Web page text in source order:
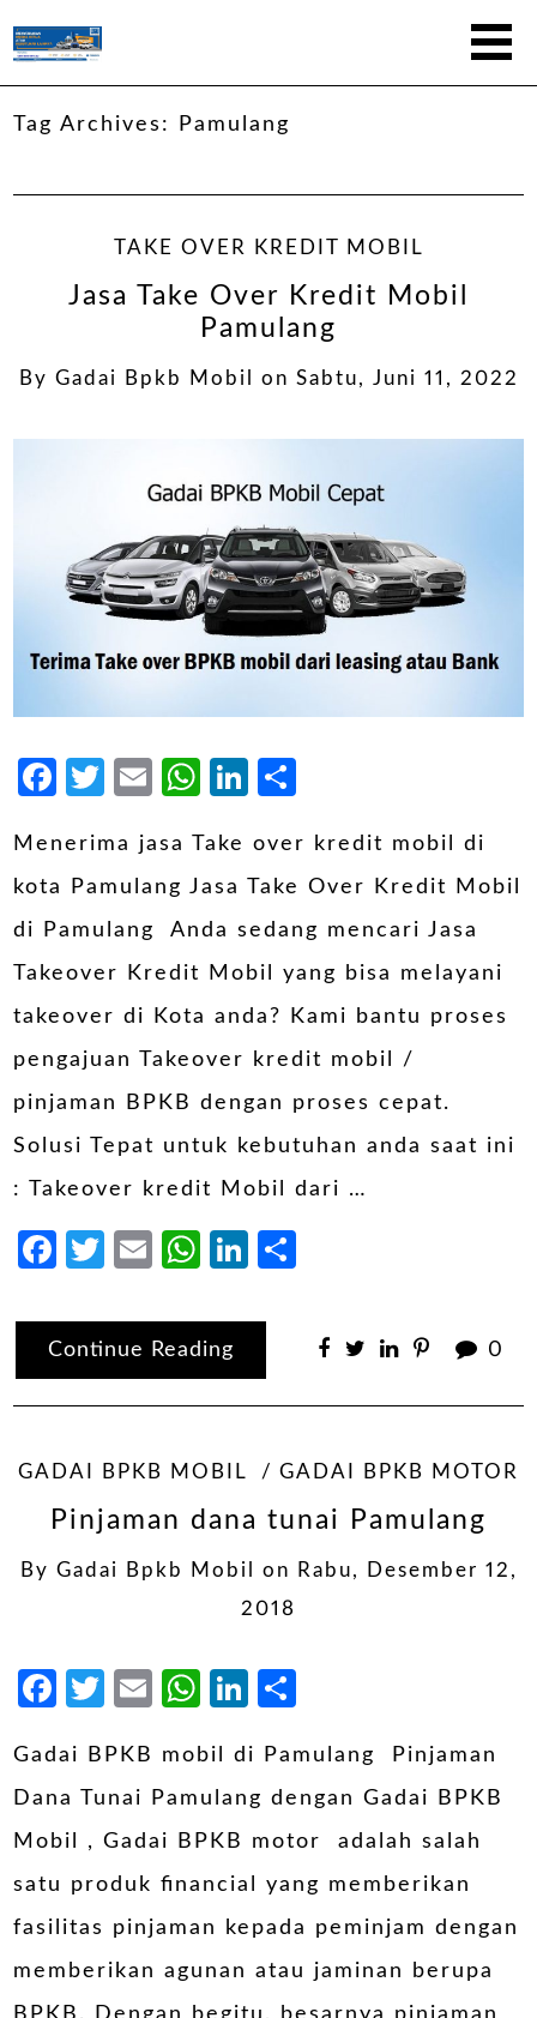
Tag Archives: Pamulang
TAKE OVER KREDIT MOBIL
Jasa Take Over Kredit Mobil
Pamulang
By Gadai Bpkb Mobil on Sabtu, Juni 11, 2022
Facebook
Twitter
EmailWhatsApp
LinkedIn
Menerima jasa Take over kredit mobil di
kota Pamulang Jasa Take Over Kredit Mobil
di Pamulang Anda sedang mencari Jasa
Takeover Kredit Mobil yang bisa melayani
takeover di Kota anda? Kami bantu proses
pengajuan Takeover kredit mobil /
pinjaman BPKB dengan proses cepat.
Solusi Tepat untuk kebutuhan anda saat ini
: Takeover kredit Mobil dari …
Facebook
Twitter
EmailWhatsApp
LinkedIn
Continue Reading 0
GADAI BPKB MOBIL GADAI BPKB MOTOR
Pinjaman dana tunai Pamulang
By Gadai Bpkb Mobil on
Rabu, Desember 12,
2018
Facebook
Twitter
EmailWhatsApp
LinkedIn
Gadai BPKB mobil di Pamulang Pinjaman
Dana Tunai Pamulang dengan Gadai BPKB
Mobil , Gadai BPKB motor adalah salah
satu produk financial yang memberikan
fasilitas pinjaman kepada peminjam dengan
memberikan agunan atau jaminan berupa